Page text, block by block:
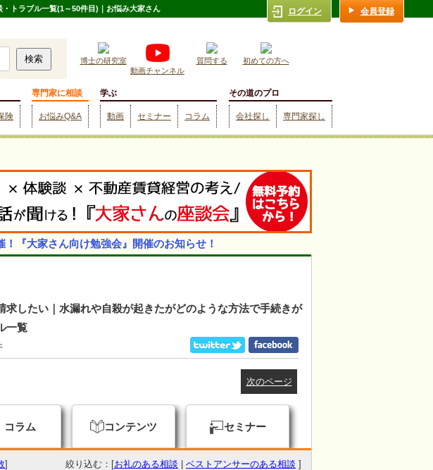
トラブル一覧(1～50件目)｜お悩み大家さん
博士の研究室
動画チャンネル
質問する 初めての方へ
険
専門家に相談
お悩みQ&A
学ぶ
動画 セミナー コラム
その道のプロ
会社探し 専門家探し
ログイン 会員登録
『大家さん向け勉強会』開催のお知らせ！
求したい｜水漏れや自殺が起きたがどのような方法で手続きが
一覧
次のページ
コラム コンテンツ セミナー
] 絞り込む：[お礼のある相談 ベストアンサーのある相談 ]